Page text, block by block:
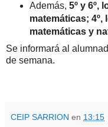
Además, 5º y 6º,
matemáticas; 4º,
matemáticas y
Se informará al
de semana.
CEIP SARRION en 13:15